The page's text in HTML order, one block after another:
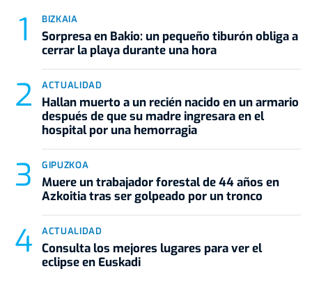
BIZKAIA
Sorpresa en Bakio: un pequeño tiburón obliga a
cerrar la playa durante una hora
ACTUALIDAD
Hallan muerto a un recién nacido en un armario
después de que su madre ingresara en el
hospital por una hemorragia
GIPUZKOA
Muere un trabajador forestal de 44 años en
Azkoitia tras ser golpeado por un tronco
ACTUALIDAD
Consulta los mejores lugares para ver el
eclipse en Euskadi